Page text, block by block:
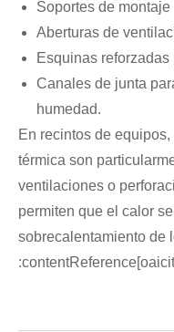
Soportes de
Aberturas de
Esquinas
Canales de junta
humedad.
En recintos de
térmica son
ventilaciones o
permiten que el calor
sobrecalentamiento de